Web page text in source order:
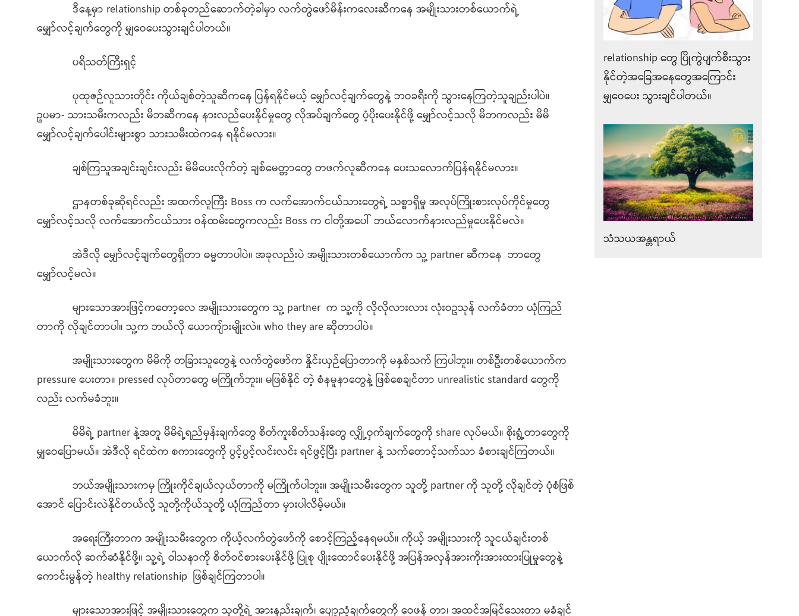
ဒီနေ့မှာ relationship တစ်ခုတည်ဆောက်တဲ့ခါမှာ လက်တွဲဖော်မိန်းကလေးဆီကနေ အမျိုးသားတစ်ယောက်ရဲ့
မျှော်လင့်ချက်တွေကို မျှဝေပေးသွားချင်ပါတယ်။
ပရိသတ်ကြီးရှင့်
ပုထုဇဉ်လူသားတိုင်း ကိုယ်ချစ်တဲ့သူဆီကနေ ပြန်ရနိုင်မယ့် မျှော်လင့်ချက်တွေနဲ့ ဘဝခရီးကို သွားနေကြတဲ့သူချည်းပါပဲ။
ဥပမာ- သားသမီးကလည်း မိဘဆီကနေ နားလည်ပေးနိုင်မှုတွေ လိုအပ်ချက်တွေ ပံ့ပိုးပေးနိုင်ဖို့ မျှော်လင့်သလို မိဘကလည်း မိမိ
မျှော်လင့်ချက်ပေါင်းများစွာ သားသမီးထဲကနေ ရနိုင်မလား။
ချစ်ကြသူအချင်းချင်းလည်း မိမိပေးလိုက်တဲ့ ချစ်မေတ္တာတွေ တဖက်လူဆီကနေ ပေးသလောက်ပြန်ရနိုင်မလား။
ဌာနတစ်ခုဆိုရင်လည်း အထက်လူကြီး Boss က လက်အောက်ငယ်သားတွေရဲ့ သစ္စာရှိမှု အလုပ်ကြိုးစားလုပ်ကိုင်မှုတွေ
မျှော်လင့်သလို လက်အောက်ငယ်သား ဝန်ထမ်းတွေကလည်း Boss က ငါတို့အပေါ် ဘယ်လောက်နားလည်မှုပေးနိုင်မလဲ။
အဲဒီလို မျှော်လင့်ချက်တွေရှိတာ ဓမ္မတာပါပဲ။ အခုလည်းပဲ အမျိုးသားတစ်ယောက်က သူ့ partner ဆီကနေ ဘာတွေ
မျှော်လင့်မလဲ။
များသောအားဖြင့်ကတော့လေ အမျိုးသားတွေက သူ့ partner က သူ့ကို လိုလိုလားလား လုံးဝဥသုန် လက်ခံတာ ယုံကြည်
တာကို လိုချင်တာပါ။ သူ့က ဘယ်လို ယောကျ်ားမျိုးလဲ။ who they are ဆိုတာပါပဲ။
အမျိုးသားတွေက မိမိကို တခြားသူတွေနဲ့ လက်တွဲဖော်က နှိုင်းယှဉ်ပြောတာကို မနှစ်သက် ကြပါဘူး။ တစ်ဦးတစ်ယောက်က
pressure ပေးတာ။ pressed လုပ်တာတွေ မကြိုက်ဘူး။ မဖြစ်နိုင် တဲ့ စံနမူနာတွေနဲ့ ဖြစ်စေချင်တာ unrealistic standard တွေကို
လည်း လက်မခံဘူး။
မိမိရဲ့ partner နဲ့အတူ မိမိရဲ့ရည်မှန်းချက်တွေ စိတ်ကူးစိတ်သန်းတွေ လျှို့ဝှက်ချက်တွေကို share လုပ်မယ်။ စိုးရွံ့တာတွေကို
မျှဝေပြောမယ်။ အဲဒီလို ရင်ထဲက စကားတွေကို ပွင့်ပွင့်လင်းလင်း ရင်ဖွင့်ပြီး partner နဲ့ သက်တောင့်သက်သာ ခံစားချင်ကြတယ်။
ဘယ်အမျိုးသားကမှ ကြိုးကိုင်ချယ်လှယ်တာကို မကြိုက်ပါဘူး။ အမျိုးသမီးတွေက သူတို့ partner ကို သူတို့ လိုချင်တဲ့ ပုံစံဖြစ်
အောင် ပြောင်းလဲနိုင်တယ်လို့ သူတို့ကိုယ်သူတို့ ယုံကြည်တာ မှားပါလိမ့်မယ်။
အရေးကြီးတာက အမျိုးသမီးတွေက ကိုယ့်လက်တွဲဖော်ကို စောင့်ကြည့်နေရမယ်။ ကိုယ့် အမျိုးသားကို သူငယ်ချင်းတစ်
ယောက်လို ဆက်ဆံနိုင်ဖို့။ သူ့ရဲ့ ဝါသနာကို စိတ်ဝင်စားပေးနိုင်ဖို့ ပြုစု ပျိုးထောင်ပေးနိုင်ဖို့ အပြန်အလှန်အားကိုးအားထားပြုမှုတွေနဲ့
ကောင်းမွန်တဲ့ healthy relationship ဖြစ်ချင်ကြတာပါ။
များသောအားဖြင့် အမျိုးသားတွေက သူတို့ရဲ့ အားနည်းချက်၊ ပျော့ညံ့ချက်တွေကို ဝေဖန် တာ၊ အထင်အမြင်သေးတာ မခံချင်
relationship တွေ ပြိုကွဲပျက်စီးသွား
နိုင်တဲ့အခြေအနေတွေအကြောင်း
မျှဝေပေး သွားချင်ပါတယ်။
သံသယအန္တရာယ်